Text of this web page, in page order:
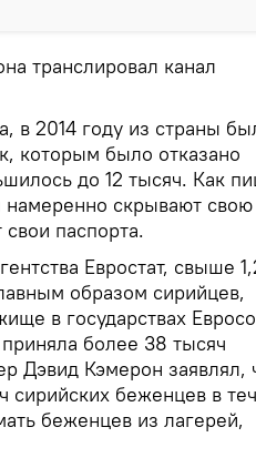
транслировал канал
в 2014 году из страны
которым было отказано
до 12 тысяч. Как
скрывают свою
паспорта.
Евростат, свыше
образом сирийцев,
в государствах
более 38 тысяч
Дэвид Кэмерон заявлял,
сирийских беженцев в
беженцев из лагерей,